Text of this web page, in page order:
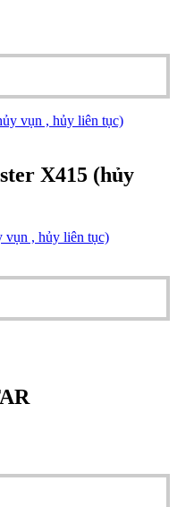
X415 (hủy
vụn , hủy liên tục)